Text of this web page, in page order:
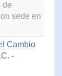
de
sede en
Cambio
-